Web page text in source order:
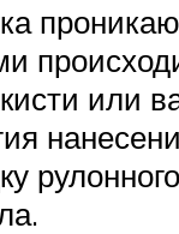
или
рулонного